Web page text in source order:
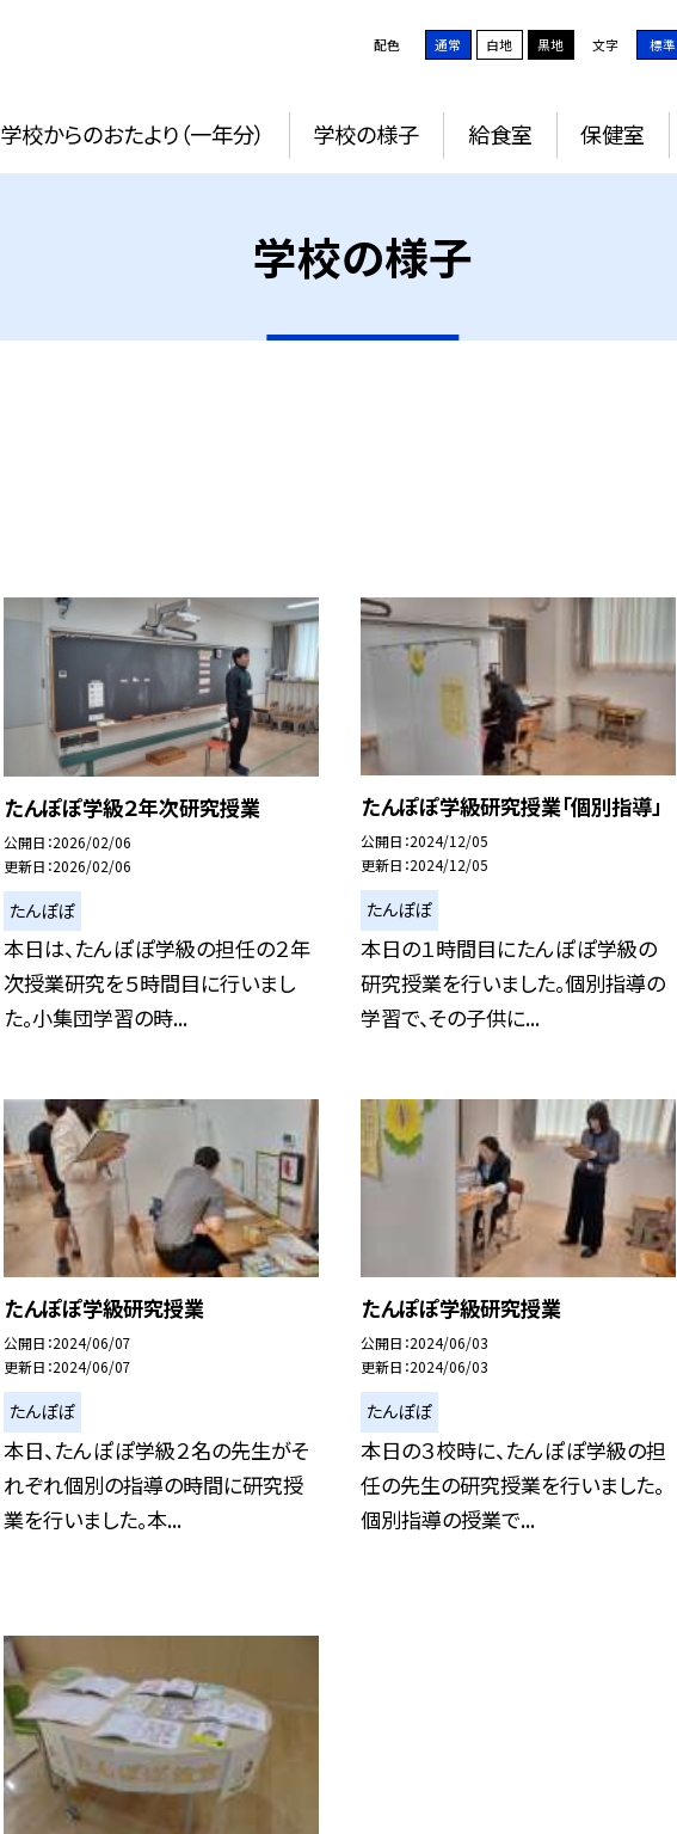
配色 通常 白地 黒地 文字 標準
学校からのおたより（一年分） 学校の様子 給食室 保健室
学校の様子
たんぽぽ学級２年次研究授業
公開日 2026/02/06
更新日 2026/02/06
たんぽぽ
本日は、たんぽぽ学級の担任の２年
次授業研究を５時間目に行いまし
た。小集団学習の時...
たんぽぽ学級研究授業「個別指導」
公開日 2024/12/05
更新日 2024/12/05
たんぽぽ
本日の１時間目にたんぽぽ学級の
研究授業を行いました。個別指導の
学習で、その子供に...
たんぽぽ学級研究授業
公開日 2024/06/07
更新日 2024/06/07
たんぽぽ
本日、たんぽぽ学級２名の先生がそ
れぞれ個別の指導の時間に研究授
業を行いました。本...
たんぽぽ学級研究授業
公開日 2024/06/03
更新日 2024/06/03
たんぽぽ
本日の３校時に、たんぽぽ学級の担
任の先生の研究授業を行いました。
個別指導の授業で...